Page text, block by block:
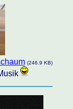
(246.9 KB)